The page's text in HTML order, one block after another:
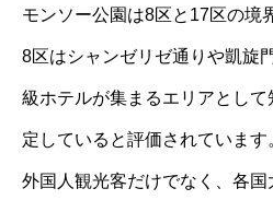
モンソー公園は8区と17区の境
8区はシャンゼリゼ通りや凱旋
級ホテルが集まるエリアとし
定していると評価されています
外国人観光客だけでなく、各